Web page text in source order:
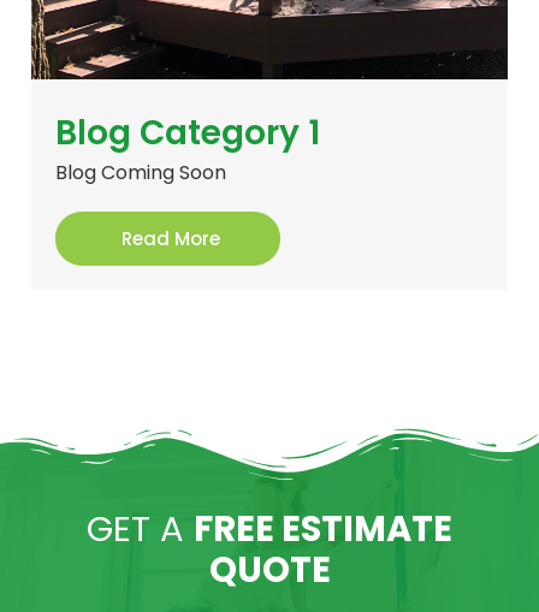
Blog Category 1
Blog Coming Soon
Read More
GET A FREE ESTIMATE
QUOTE